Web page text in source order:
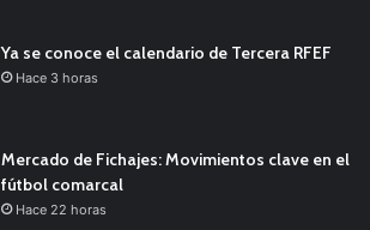
Ya se conoce el calendario de Tercera RFEF
Hace 3 horas
Mercado de Fichajes: Movimientos clave en el
fútbol comarcal
Hace 22 horas